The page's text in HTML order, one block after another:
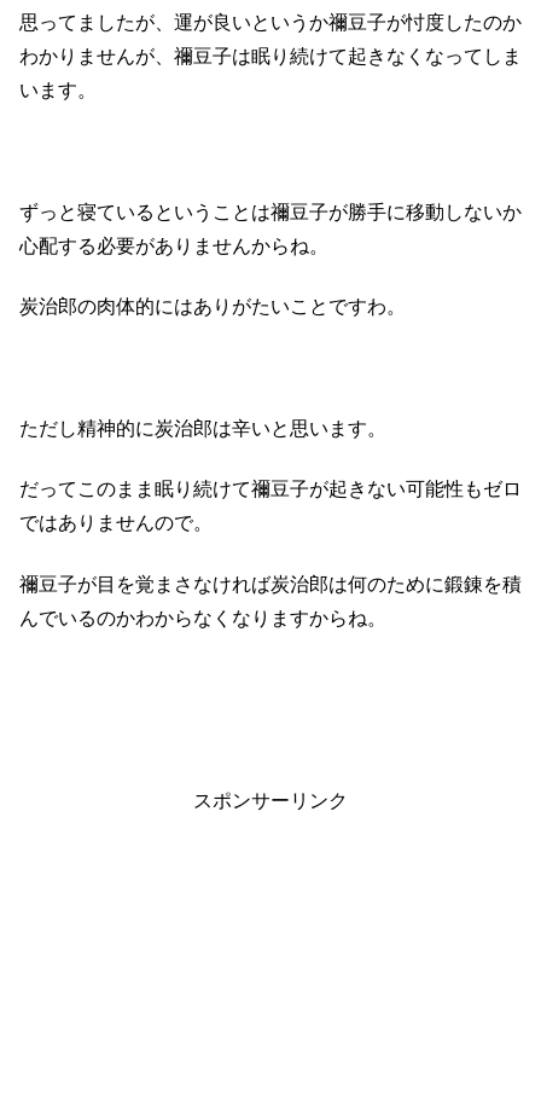
思ってましたが、運が良いというか禰豆子が忖度したのか
わかりませんが、禰豆子は眠り続けて起きなくなってしま
います。
ずっと寝ているということは禰豆子が勝手に移動しないか
心配する必要がありませんからね。
炭治郎の肉体的にはありがたいことですわ。
ただし精神的に炭治郎は辛いと思います。
だってこのまま眠り続けて禰豆子が起きない可能性もゼロ
ではありませんので。
禰豆子が目を覚まさなければ炭治郎は何のために鍛錬を積
んでいるのかわからなくなりますからね。
スポンサーリンク